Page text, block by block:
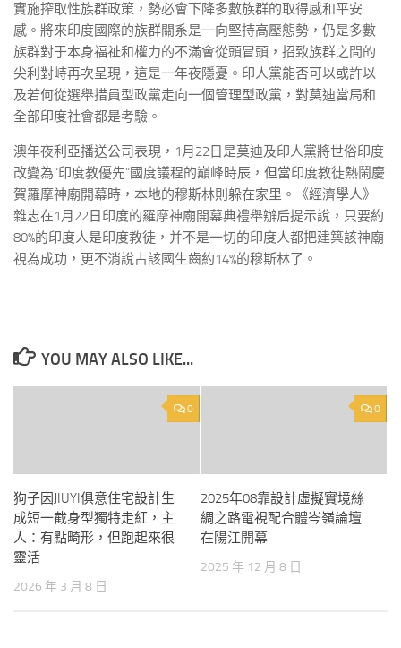
實施搾取性族群政策，勢必會下降多數族群的取得感和平安
感。將來印度國際的族群關系是一向堅持高壓態勢，仍是多數
族群對于本身福祉和權力的不滿會從頭冒頭，招致族群之間的
尖利對峙再次呈現，這是一年夜隱憂。印人黨能否可以或許以
及若何從選舉措員型政黨走向一個管理型政黨，對莫迪當局和
全部印度社會都是考驗。
澳年夜利亞播送公司表現，1月22日是莫迪及印人黨將世俗印度
改變為“印度教優先”國度議程的巔峰時辰，但當印度教徒熱鬧慶
賀羅摩神廟開幕時，本地的穆斯林則躲在家里。《經濟學人》
雜志在1月22日印度的羅摩神廟開幕典禮舉辦后提示說，只要約
80%的印度人是印度教徒，并不是一切的印度人都把建築該神廟
視為成功，更不消說占該國生齒約14%的穆斯林了。
YOU MAY ALSO LIKE...
0
狗子因JIUYI俱意住宅設計生
成短一截身型獨特走紅，主
人：有點畸形，但跑起來很
靈活
2026 年 3 月 8 日
0
2025年08靠設計虛擬實境絲
綢之路電視配合體岑嶺論壇
在陽江開幕
2025 年 12 月 8 日